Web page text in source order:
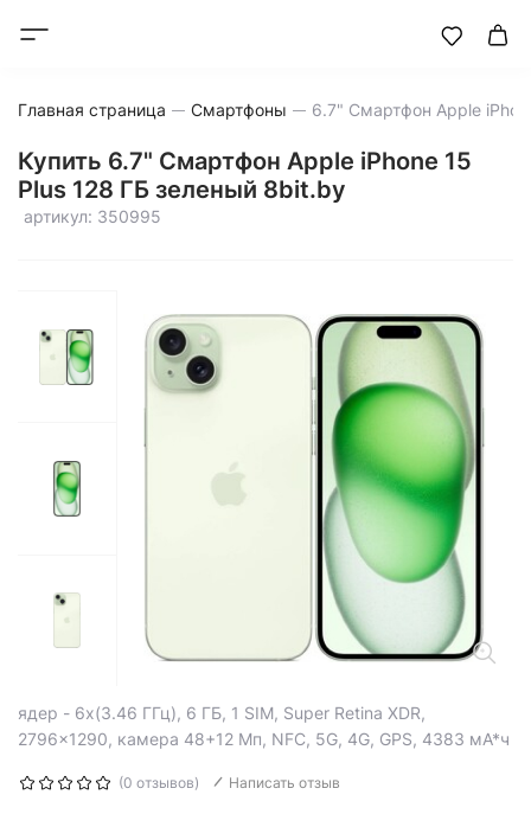
Главная страница Смартфоны
Купить 6.7" Смартфон Apple iPhone 15
Plus 128 ГБ зеленый 8bit.by
артикул: 350995
ядер - 6x(3.46 ГГц), 6 ГБ, 1 SIM, Super Retina XDR,
2796x1290, камера 48+12 Мп, NFC, 5G, 4G, GPS, 4383 мА*ч
(0 отзывов) Написать отзыв